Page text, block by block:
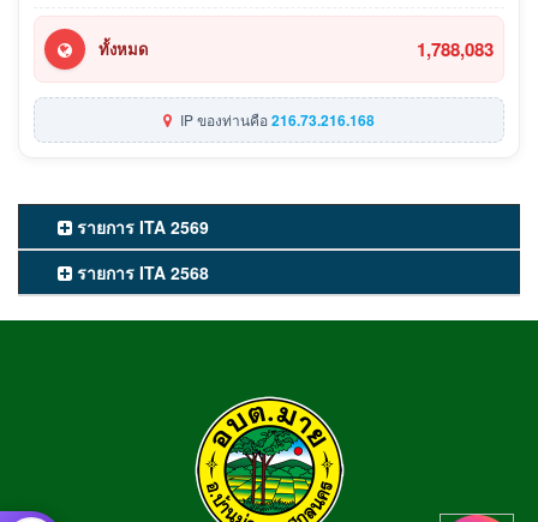
ทั้งหมด 1,788,083
IP ของท่านคือ216.73.216.168
รายการ ITA 2569
รายการ ITA 2568